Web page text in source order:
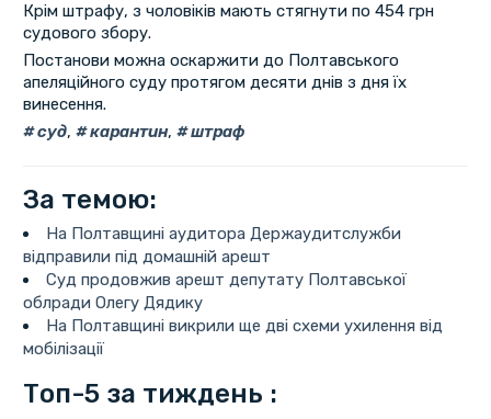
Крім штрафу, з чоловіків мають стягнути по 454 грн
судового збору.
Постанови можна оскаржити до Полтавського
апеляційного суду протягом десяти днів з дня їх
винесення.
суд, карантин, штраф
За темою:
На Полтавщині аудитора Держаудитслужби
відправили під домашній арешт
Суд продовжив арешт депутату Полтавської
облради Олегу Дядику
На Полтавщині викрили ще дві схеми ухилення від
мобілізації
Топ-5 за тиждень :